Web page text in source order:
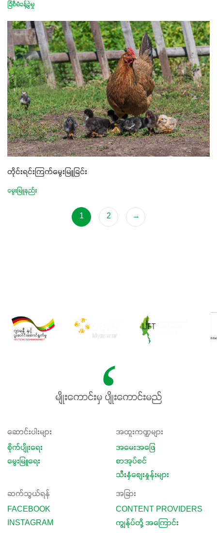
ခြံစီမံခန့်ခွဲမှု
တိုင်းရင်းကြက်မွေးမြူခြင်း
မွေးမြူနည်း
1 2 →
မျိုးကောင်းမှ ပျိုးကောင်းမည်
ဆောင်းပါးများ
စိုက်ပျိုးရေး
မွေးမြူရေး
အထူးကဏ္ဍများ
အမေးအဖြေ
စာအုပ်စင်
သီးနှံစျေးနှုန်းများ
ဆက်သွယ်ရန်
FACEBOOK
INSTAGRAM
အခြား
CONTENT PROVIDERS
ကျွန်ုပ်တို့ အကြောင်း